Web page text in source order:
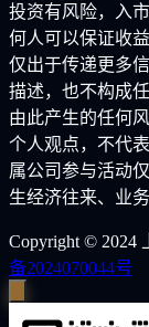
投资有风险，入
何人可以保证收
仅出于传递更多
描述，也不构成
由此产生的任何
个人观点，不代
属公司参与活动
生经济往来、业
Copyright © 2024
备2024070044号